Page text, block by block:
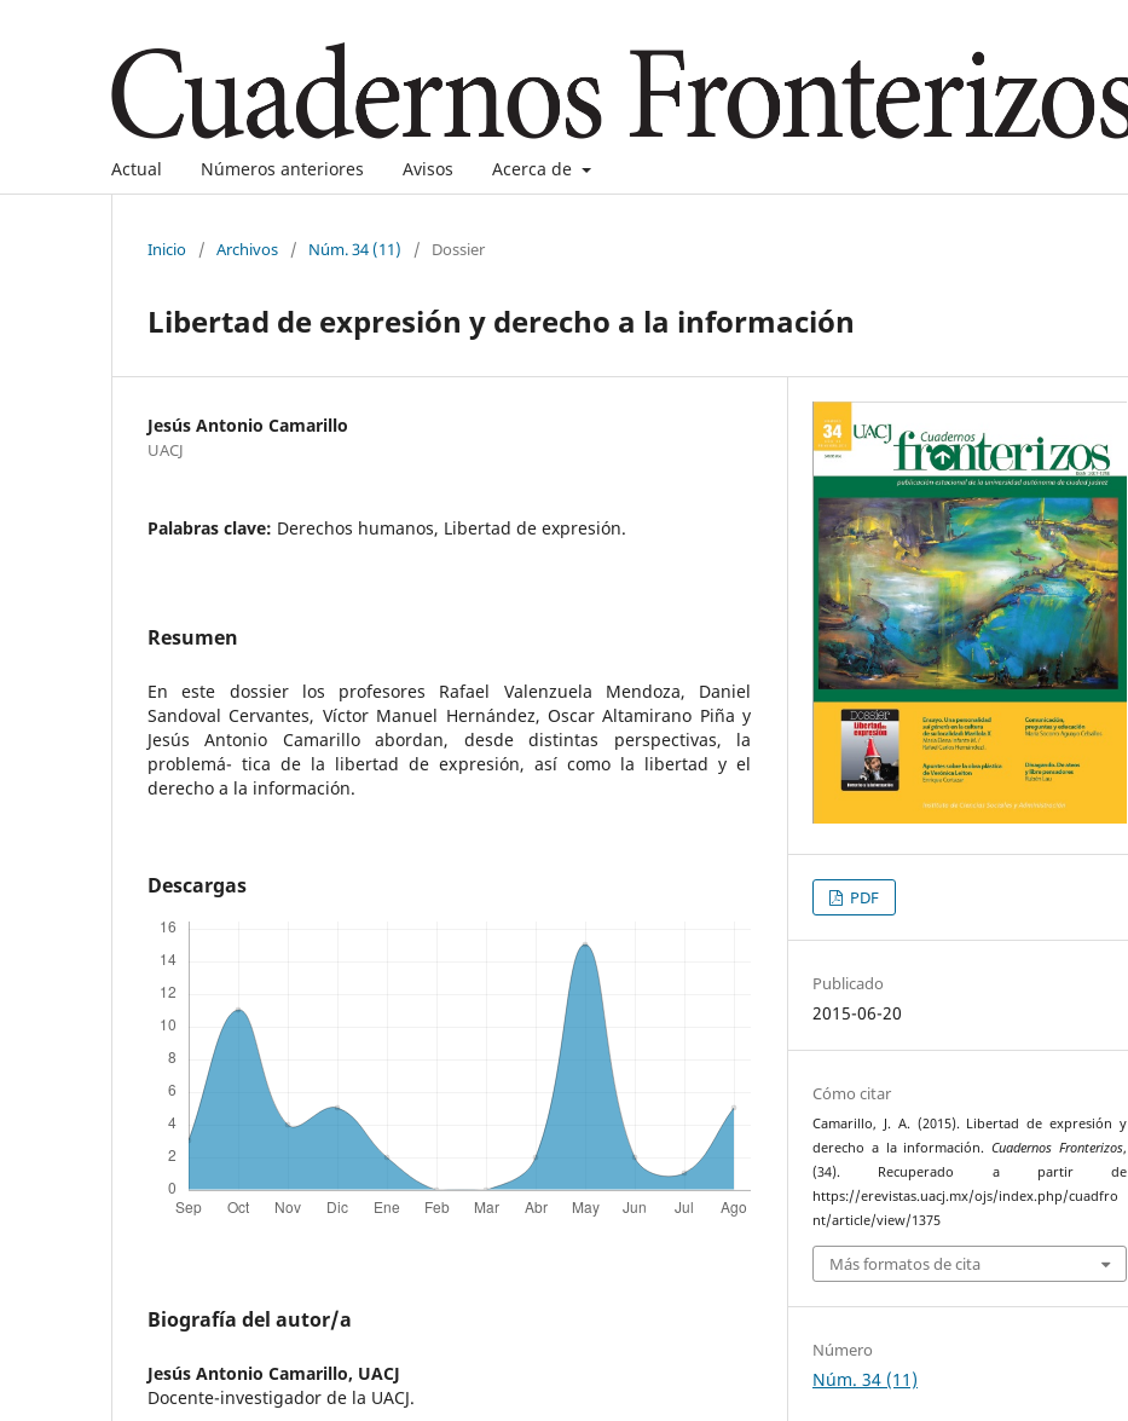
Actual Números anteriores Avisos Acerca de
Inicio / Archivos / Núm. 34 (11) / Dossier
Libertad de expresión y derecho a la información
Jesús Antonio Camarillo
UACJ
Palabras clave: Derechos humanos, Libertad de expresión.
Resumen
En este dossier los profesores Rafael Valenzuela Mendoza, Daniel
Sandoval Cervantes, Víctor Manuel Hernández, Oscar Altamirano Piña y
Jesús Antonio Camarillo abordan, desde distintas perspectivas, la
problemá- tica de la libertad de expresión, así como la libertad y el
derecho a la información.
Descargas
Biografía del autor/a
Jesús Antonio Camarillo, UACJ
Docente-investigador de la UACJ.
PDF
Publicado
2015-06-20
Cómo citar
Camarillo, J. A. (2015). Libertad de expresión y
derecho a la información.Cuadernos Fronterizos,
(34). Recuperado a partir de
https://erevistas.uacj.mx/ojs/index.php/cuadfro
nt/article/view/1375
Más formatos de cita
Número
Núm. 34 (11)